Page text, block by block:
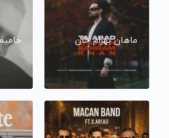
ماهان بهرام خان